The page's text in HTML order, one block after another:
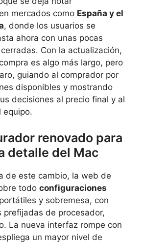
mercados como España y el
, donde los usuarios se
ahora con unas pocas
Con la actualización,
es algo más largo, pero
guiando al comprador por
disponibles y mostrando
decisiones al precio final y al
equipo.
renovado para
detalle del Mac
de este cambio, la web de
todo configuraciones
y sobremesa, con
prefijadas de procesador,
La nueva interfaz rompe con
un mayor nivel de